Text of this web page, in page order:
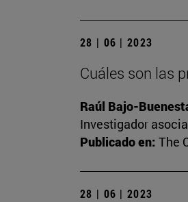
28 | 06 | 2023
Cuáles son las
Raúl Bajo-
Investigador
Publicado en: The
28 | 06 | 2023